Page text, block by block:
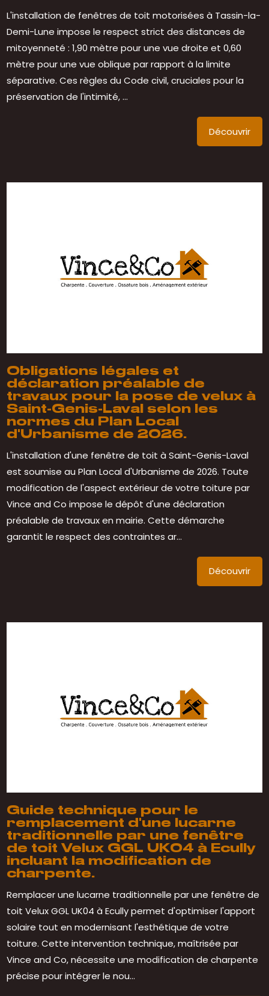
L'installation de fenêtres de toit motorisées à Tassin-la-
Demi-Lune impose le respect strict des distances de
mitoyenneté : 1,90 mètre pour une vue droite et 0,60
mètre pour une vue oblique par rapport à la limite
séparative. Ces règles du Code civil, cruciales pour la
préservation de l'intimité, ...
Découvrir
Obligations légales et
déclaration préalable de
travaux pour la pose de velux à
Saint-Genis-Laval selon les
normes du Plan Local
d'Urbanisme de 2026.
L'installation d'une fenêtre de toit à Saint-Genis-Laval
est soumise au Plan Local d'Urbanisme de 2026. Toute
modification de l'aspect extérieur de votre toiture par
Vince and Co impose le dépôt d'une déclaration
préalable de travaux en mairie. Cette démarche
garantit le respect des contraintes ar...
Découvrir
Guide technique pour le
remplacement d'une lucarne
traditionnelle par une fenêtre
de toit Velux GGL UK04 à Ecully
incluant la modification de
charpente.
Remplacer une lucarne traditionnelle par une fenêtre de
toit Velux GGL UK04 à Ecully permet d'optimiser l'apport
solaire tout en modernisant l'esthétique de votre
toiture. Cette intervention technique, maîtrisée par
Vince and Co, nécessite une modification de charpente
précise pour intégrer le nou...